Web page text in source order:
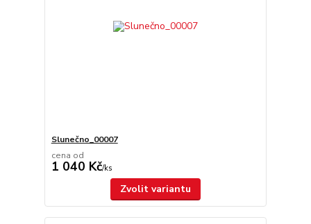
Slunečno_00007
cena od
1 040 Kč/ks
Zvolit variantu